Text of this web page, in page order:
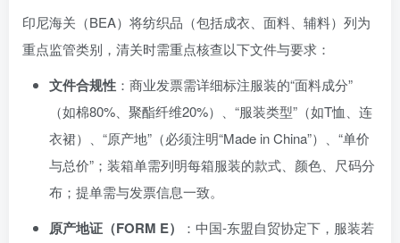
印尼海关（BEA）将纺织品（包括成衣、面料、辅料）列为
重点监管类别，清关时需重点核查以下文件与要求：
文件合规性 ：商业发票需详细标注服装的“面料成分”
（如棉80%、聚酯纤维20%）、“服装类型”（如T恤、连
衣裙）、“原产地”（必须注明“Made in China”）、“单价
与总价”；装箱单需列明每箱服装的款式、颜色、尺码分
布；提单需与发票信息一致。
原产地证（FORM E）
：中国-东盟自贸协定下，服装若